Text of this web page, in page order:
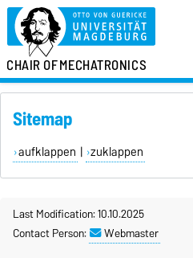
CHAIR OFMECHATRONICS
Sitemap
aufklappen | zuklappen
Last Modification: 10.10.2025
Contact Person:
Webmaster